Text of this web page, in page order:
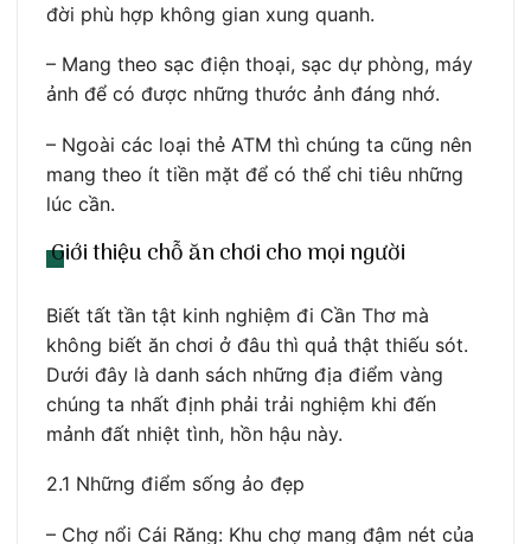
đời phù hợp không gian xung quanh.
– Mang theo sạc điện thoại, sạc dự phòng, máy
ảnh để có được những thước ảnh đáng nhớ.
– Ngoài các loại thẻ ATM thì chúng ta cũng nên
mang theo ít tiền mặt để có thể chi tiêu những
lúc cần.
Giới thiệu chỗ ăn chơi cho mọi người
Biết tất tần tật kinh nghiệm đi Cần Thơ mà
không biết ăn chơi ở đâu thì quả thật thiếu sót.
Dưới đây là danh sách những địa điểm vàng
chúng ta nhất định phải trải nghiệm khi đến
mảnh đất nhiệt tình, hồn hậu này.
2.1 Những điểm sống ảo đẹp
– Chợ nổi Cái Răng: Khu chợ mang đậm nét của